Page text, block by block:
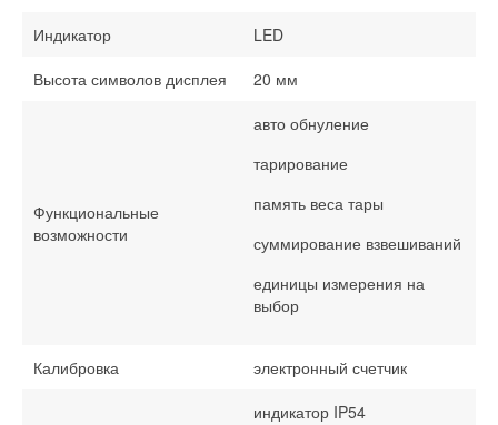
Индикатор
LED
Высота символов дисплея
20 мм
Функциональные
возможности
авто обнуление
тарирование
память веса тары
суммирование взвешиваний
единицы измерения на
выбор
Калибровка электронный счетчик
индикатор IP54